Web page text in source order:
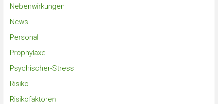
Nebenwirkungen
News
Personal
Prophylaxe
Psychischer-Stress
Risiko
Risikofaktoren